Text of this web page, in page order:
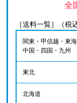
全
［送料一覧］（税
関東・甲信越・東
中国・四国・九州
東北
北海道